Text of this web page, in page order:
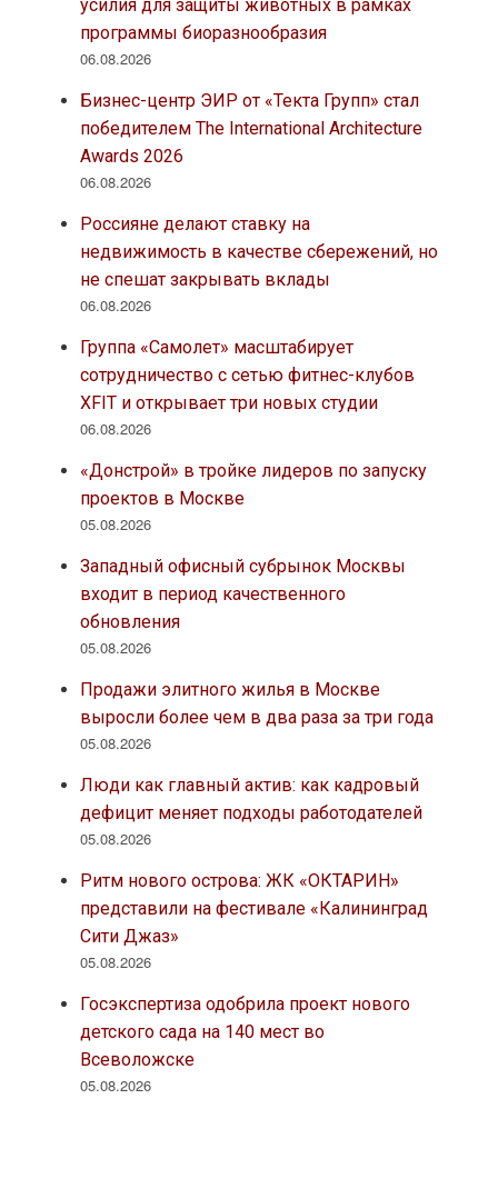
усилия для защиты животных в рамках
программы биоразнообразия
06.08.2026
Бизнес-центр ЭИР от «Текта Групп» стал
победителем The International Architecture
Awards 2026
06.08.2026
Россияне делают ставку на
недвижимость в качестве сбережений, но
не спешат закрывать вклады
06.08.2026
Группа «Самолет» масштабирует
сотрудничество с сетью фитнес-клубов
XFIT и открывает три новых студии
06.08.2026
«Донстрой» в тройке лидеров по запуску
проектов в Москве
05.08.2026
Западный офисный субрынок Москвы
входит в период качественного
обновления
05.08.2026
Продажи элитного жилья в Москве
выросли более чем в два раза за три года
05.08.2026
Люди как главный актив: как кадровый
дефицит меняет подходы работодателей
05.08.2026
Ритм нового острова: ЖК «ОКТАРИН»
представили на фестивале «Калининград
Сити Джаз»
05.08.2026
Госэкспертиза одобрила проект нового
детского сада на 140 мест во
Всеволожске
05.08.2026